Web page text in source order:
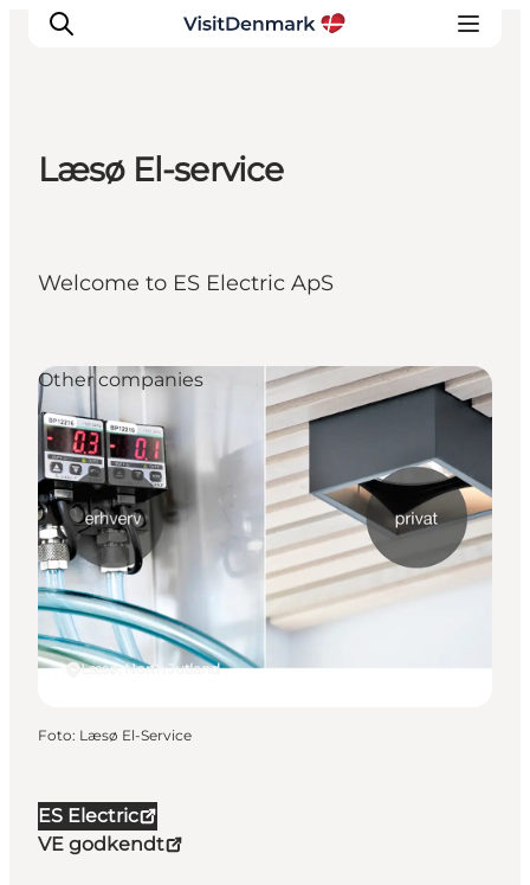
Aktiviteter
Læsø El-service
Welcome to ES Electric ApS
ES Electric
VE godkendt
Læsø, North Jutland
Other companies
Foto: Læsø El-Service